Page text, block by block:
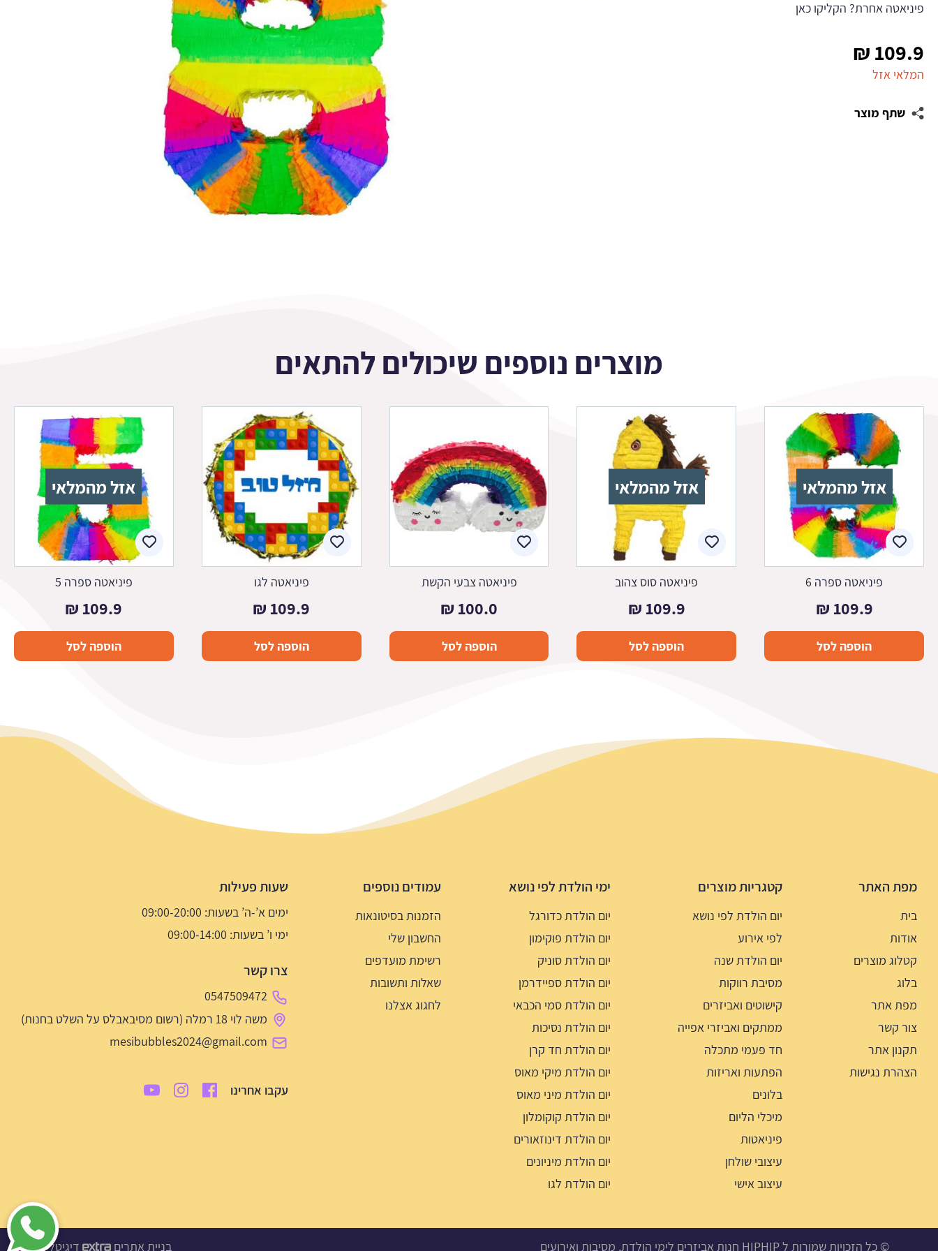
פיניאטה אחרת? הקליקו כאן
109.9
₪
המלאי אזל
שתף מוצר
מוצרים נוספים שיכולים להתאים
אזל מהמלאי
פיניאטה ספרה 6
109.9
₪
הוספה לסל
אזל מהמלאי
פיניאטה סוס צהוב
109.9
₪
הוספה לסל
פיניאטה צבעי הקשת
100.0
₪
הוספה לסל
פיניאטה לגו
109.9
₪
הוספה לסל
אזל מהמלאי
פיניאטה ספרה 5
109.9
₪
הוספה לסל
מפת האתר
בית
אודות
קטלוג מוצרים
בלוג
מפת אתר
צור קשר
תקנון אתר
הצהרת נגישות
קטגריות מוצרים
יום הולדת לפי נושא
לפי אירוע
יום הולדת שנה
מסיבת רווקות
קישוטים ואביזרים
ממתקים ואביזרי אפייה
חד פעמי מתכלה
הפתעות ואריזות
בלונים
מיכלי הליום
פיניאטות
עיצובי שולחן
עיצוב אישי
ימי הולדת לפי נושא
יום הולדת כדורגל
יום הולדת פוקימון
יום הולדת סוניק
יום הולדת ספיידרמן
יום הולדת סמי הכבאי
יום הולדת נסיכות
יום הולדת חד קרן
יום הולדת מיקי מאוס
יום הולדת מיני מאוס
יום הולדת קוקומלון
יום הולדת דינוזאורים
יום הולדת מיניונים
יום הולדת לגו
עמודים נוספים
הזמנות בסיטונאות
החשבון שלי
רשימת מועדפים
שאלות ותשובות
לחגוג אצלנו
שעות פעילות
ימים א’-ה’ בשעות: 09:00-20:00
ימי ו’ בשעות: 09:00-14:00
צרו קשר
0547509472
משה לוי 18 רמלה (רשום מסיבאבלס על השלט בחנות)
mesibubbles2024@gmail.com
עקבו אחרינו
© כל הזכויות שמורות ל HIPHIP חנות אביזרים לימי הולדת, מסיבות ואירועים בניית אתרים דיגיטל